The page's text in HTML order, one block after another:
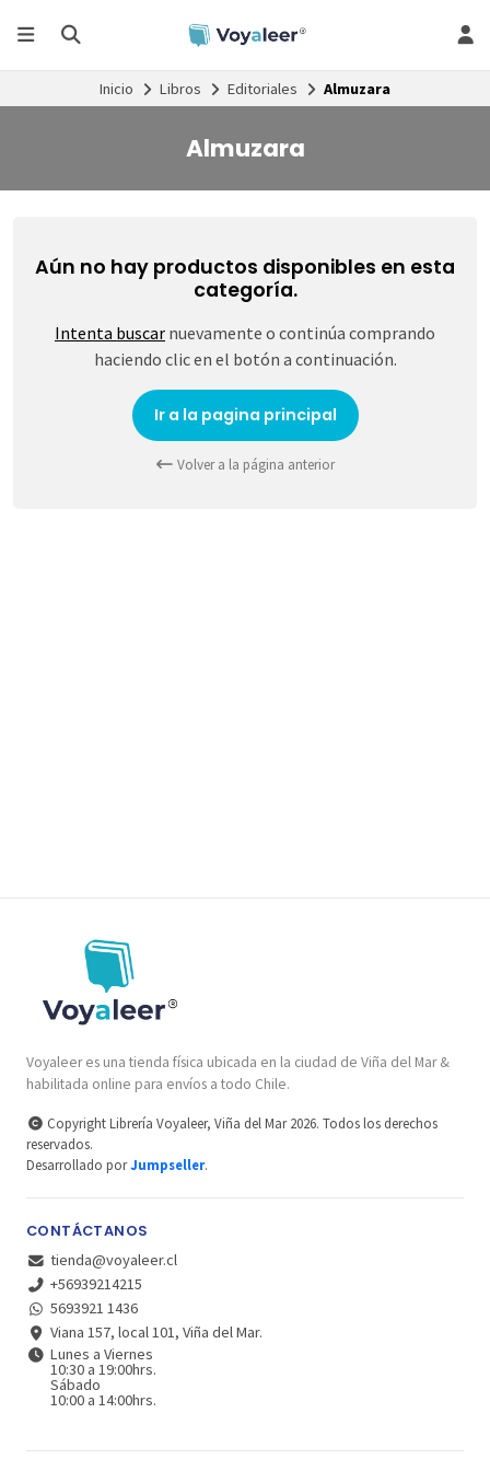
Inicio Libros Editoriales Almuzara
Almuzara
Aún no hay productos disponibles en esta
categoría.
Intenta buscar nuevamente o continúa comprando
haciendo clic en el botón a continuación.
Ir a la pagina principal
Volver a la página anterior
Voyaleer es una tienda física ubicada en la ciudad de Viña del Mar &
habilitada online para envíos a todo Chile.
Copyright Librería Voyaleer, Viña del Mar 2026. Todos los derechos
reservados.
Desarrollado porJumpseller.
CONTÁCTANOS
tienda@voyaleer.cl
+56939214215
5693921 1436
Viana 157, local 101, Viña del Mar.
Lunes a Viernes
10:30 a 19:00hrs.
Sábado
10:00 a 14:00hrs.